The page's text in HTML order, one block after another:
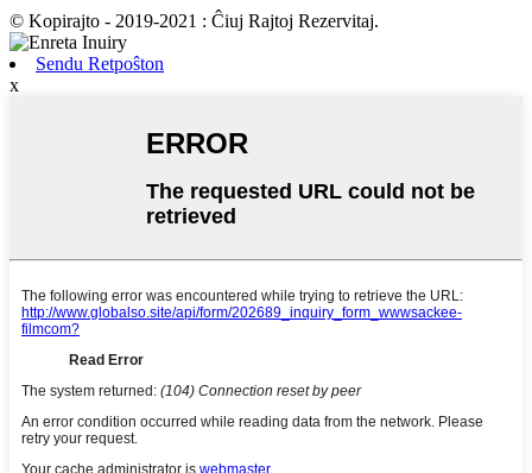
© Kopirajto - 2019-2021 : Ĉiuj Rajtoj Rezervitaj.
Sendu Retpoŝton
x